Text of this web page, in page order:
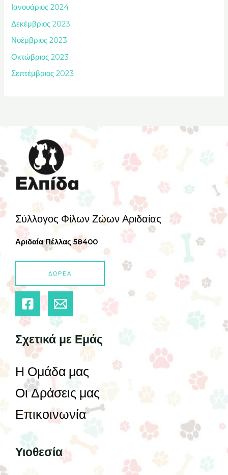
Ιανουάριος 2024
Δεκέμβριος 2023
Νοέμβριος 2023
Οκτώβριος 2023
Σεπτέμβριος 2023
Σύλλογος Φίλων Ζώων Αριδαίας
Αριδαία Πέλλας 58400
ΔΩΡΕΑ
Σχετικά με Εμάς
Η Ομάδα μας
Οι Δράσεις μας
Επικοινωνία
Υιοθεσία